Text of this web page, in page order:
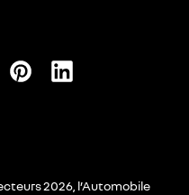
2026, l’Automobile